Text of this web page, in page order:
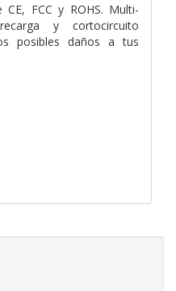
FCC y ROHS. Multi-
y cortocircuito
posibles daños a tus